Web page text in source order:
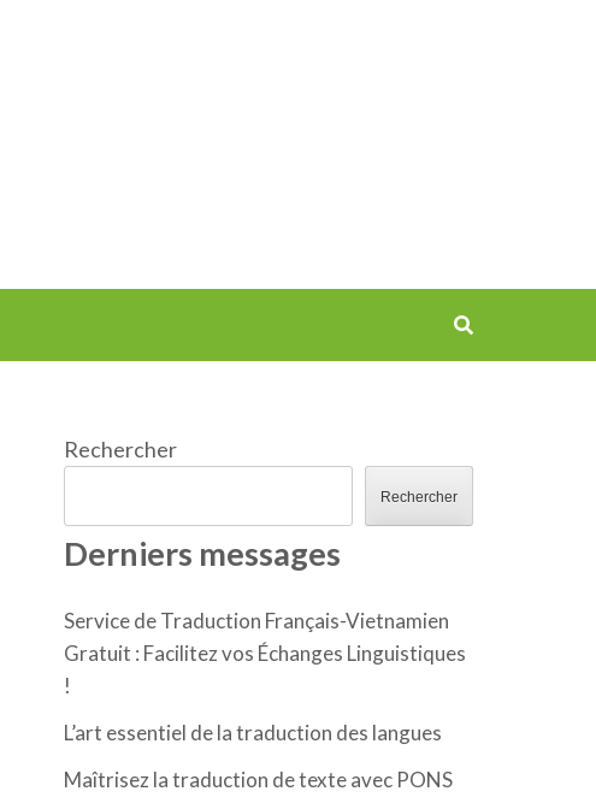
Rechercher
Rechercher
Derniers messages
Service de Traduction Français-Vietnamien
Gratuit : Facilitez vos Échanges Linguistiques
!
L’art essentiel de la traduction des langues
Maîtrisez la traduction de texte avec PONS